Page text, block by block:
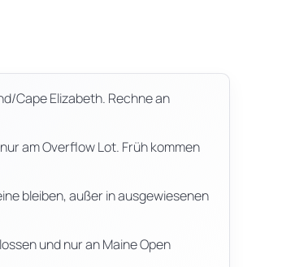
Cape Elizabeth. Rechne an
am Overflow Lot. Früh kommen
bleiben, außer in ausgewiesenen
und nur an Maine Open